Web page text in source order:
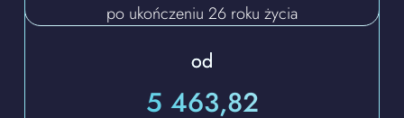
po ukończeniu 26 roku życia
od
5 463,82​​​​​​​